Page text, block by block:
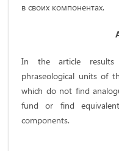
в своих компонентах.
In the article
phraseological units of
which do not find
fund or find
components.